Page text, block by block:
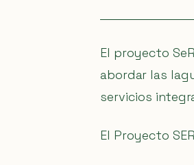
El proyecto
abordar las
servicios
El Proyecto